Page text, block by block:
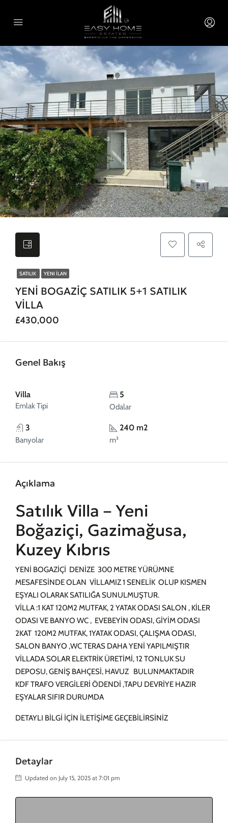
SATILIK YENI İLAN
YENİ BOGAZİÇ SATILIK 5+1 SATILIK
VİLLA
£430,000
Genel Bakış
Villa
Emlak Tipi
5
Odalar
3
Banyolar
240 m2
m²
Açıklama
Satılık Villa – Yeni
Boğaziçi, Gazimağusa,
Kuzey Kıbrıs
YENİ BOGAZİÇİ DENİZE 300 METRE YÜRÜMNE
MESAFESİNDE OLAN VİLLAMIZ 1 SENELİK OLUP KISMEN
EŞYALI OLARAK SATILIĞA SUNULMUŞTUR.
VİLLA :1 KAT 120M2 MUTFAK, 2 YATAK ODASI SALON , KİLER
ODASI VE BANYO WC , EVEBEYİN ODASI, GİYİM ODASI
2KAT 120M2 MUTFAK, 1YATAK ODASI, ÇALIŞMA ODASI,
SALON BANYO ,WC TERAS DAHA YENİ YAPILMIŞTIR
VİLLADA SOLAR ELEKTRİK ÜRETİMİ, 12 TONLUK SU
DEPOSU, GENİŞ BAHÇESİ, HAVUZ BULUNMAKTADIR
KDF TRAFO VERGİLERİ ÖDENDİ ,TAPU DEVRİYE HAZIR
EŞYALAR SIFIR DURUMDA
DETAYLI BİLGİ İÇİN İLETİŞİME GEÇEBİLİRSİNİZ
Detaylar
Updated on July 15, 2025 at 7:01 pm